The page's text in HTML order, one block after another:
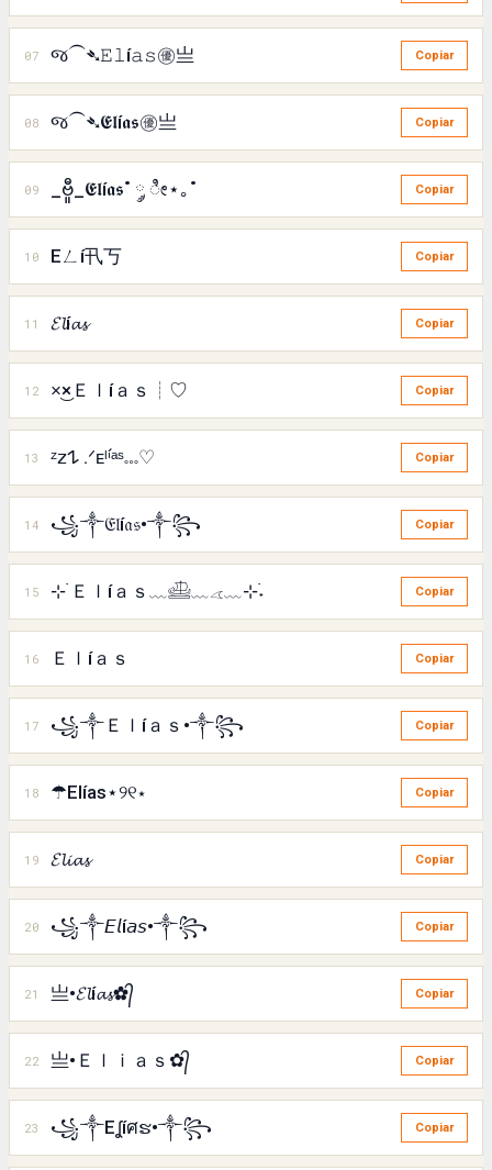
07 જ⁀➴𝙴𝚕í𝚊𝚜㊝亗 Copiar
08 જ⁀➴𝕰𝖑í𝖆𝖘㊝亗 Copiar
09 _ဗီူ_𝕰𝖑í𝖆𝖘˚ ༘ ೀ⋆｡˚ Copiar
10 Eㄥí卂丂 Copiar
11 𝓔𝓵í𝓪𝓼 Copiar
12 ×͜×Ｅｌíａｓ┊♡ Copiar
13 ᶻ𝗓𐰁 .ᐟᴇˡⁱ́ᵃˢ𓏧♡ Copiar
14 ꧁༒𝔈𝔩í𝔞𝔰•༒꧂ Copiar
15 ⊹ ࣪Ｅｌíａｓ﹏𓊝﹏𓂁﹏⊹࣪˖ Copiar
16 Ｅｌíａｓ Copiar
17 ꧁༒Ｅｌíａｓ•༒꧂ Copiar
18 ☂Elías⋆୨୧⋆ Copiar
19 𝓔𝓵𝓲𝓪𝓼 Copiar
20 ꧁༒𝘌𝘭í𝘢𝘴•༒꧂ Copiar
21 亗•𝓔𝓵í𝓪𝓼✿᭄ Copiar
22 亗•Ｅｌｉａｓ✿᭄ Copiar
23 ꧁༒Eʆíศຮ•༒꧂ Copiar